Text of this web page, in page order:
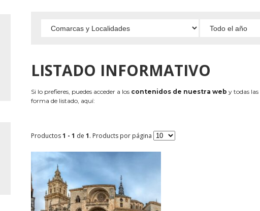
LISTADO INFORMATIVO
Si lo prefieres, puedes acceder a los contenidos de nuestra web y todas las
forma de listado, aquí:
Productos1 - 1 de 1. Products por página